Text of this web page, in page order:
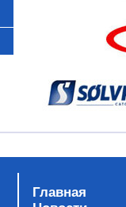
Главная